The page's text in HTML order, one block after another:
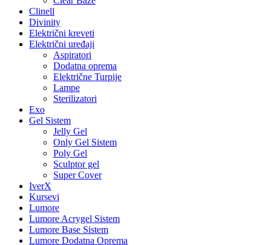
Clinell
Divinity
Električni kreveti
Električni uređaji
Aspiratori
Dodatna oprema
Električne Turpije
Lampe
Sterilizatori
Exo
Gel Sistem
Jelly Gel
Only Gel Sistem
Poly Gel
Sculptor gel
Super Cover
IverX
Kursevi
Lumore
Lumore Acrygel Sistem
Lumore Base Sistem
Lumore Dodatna Oprema